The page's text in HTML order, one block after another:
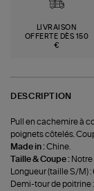
LIVRAISON
OFFERTE DÈS 150
€
DESCRIPTION
Pull en cachemire à
poignets côtelés.
Made in :Chine.
Taille & Coupe :
Longueur (taille S/M) :
Demi-tour de poitrine :